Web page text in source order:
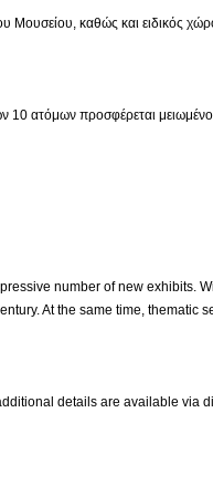
Μουσείου, καθώς και ειδικός
10 ατόμων προσφέρεται
number of new exhibits.
At the same time, thematic
details are available via